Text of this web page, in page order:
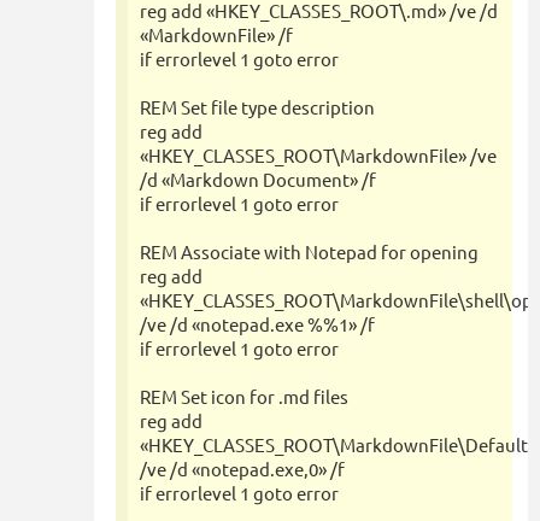
reg add «HKEY_CLASSES_ROOT\.md» /ve /d
«MarkdownFile» /f
if errorlevel 1 goto error
REM Set file type description
reg add
«HKEY_CLASSES_ROOT\MarkdownFile» /ve
/d «Markdown Document» /f
if errorlevel 1 goto error
REM Associate with Notepad for opening
reg add
/ve /d «notepad.exe %%1» /f
if errorlevel 1 goto error
REM Set icon for .md files
reg add
/ve /d «notepad.exe,0» /f
if errorlevel 1 goto error